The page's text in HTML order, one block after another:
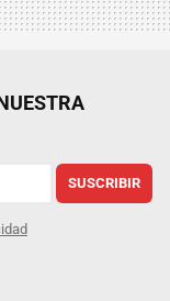
SUSCRIBIR